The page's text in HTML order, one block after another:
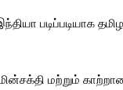
படிப்படியாக
மின்சக்தி மற்றும்